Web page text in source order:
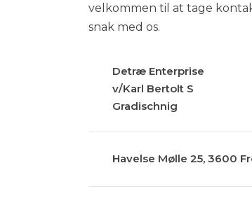
velkommen til at tage
snak med os.
Detræ Enterprise
v/Karl Bertolt S
Gradischnig
Havelse Mølle 25, 3600